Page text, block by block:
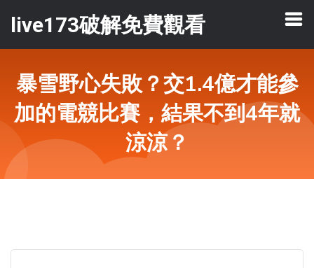
live173破解免費觀看
暴雪野心失敗？交1.4億才能參
加的電競比賽，結果不到4年就
涼涼？